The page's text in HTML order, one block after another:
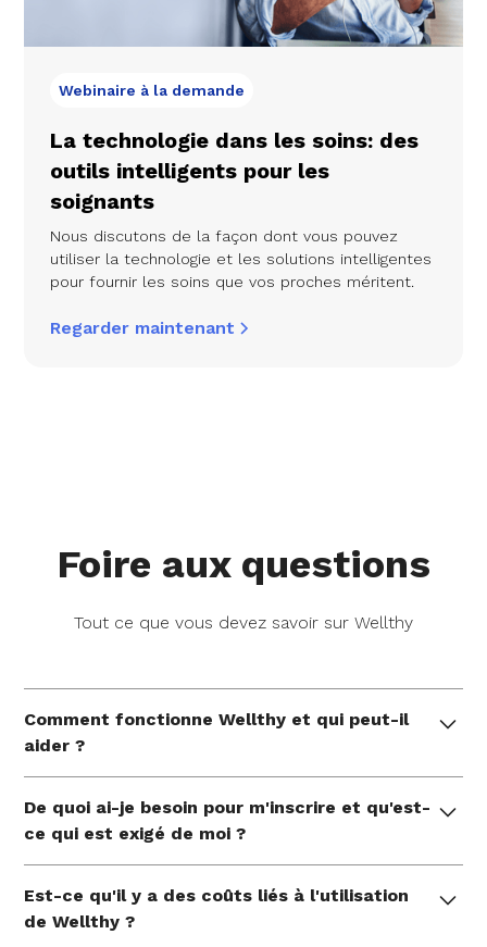
Webinaire à la demande
La technologie dans les soins: des
outils intelligents pour les
soignants
Nous discutons de la façon dont vous pouvez
utiliser la technologie et les solutions intelligentes
pour fournir les soins que vos proches méritent.
Regarder maintenant
Foire aux questions
Tout ce que vous devez savoir sur Wellthy
Comment fonctionne Wellthy et qui peut-il
aider ?
part d'experts qui aident les familles à gérer leurs
besoins uniques en matière de soins à chaque
étape de la vie et pendant les moments les plus
vitaux de la vie. Nous nous attaquons aux choses à
faire, nous défendons en votre nom et vous
De quoi ai-je besoin pour m'inscrire et qu'est-
ce qui est exigé de moi ?
votre couverture.
Est-ce qu'il y a des coûts liés à l'utilisation
de Wellthy ?